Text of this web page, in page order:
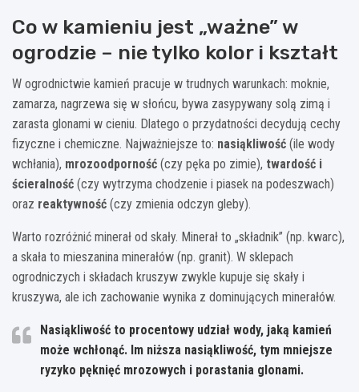
Co w kamieniu jest „ważne” w
ogrodzie – nie tylko kolor i kształt
W ogrodnictwie kamień pracuje w trudnych warunkach: moknie,
zamarza, nagrzewa się w słońcu, bywa zasypywany solą zimą i
zarasta glonami w cieniu. Dlatego o przydatności decydują cechy
fizyczne i chemiczne. Najważniejsze to: nasiąkliwość (ile wody
wchłania), mrozoodporność (czy pęka po zimie), twardość i
ścieralność (czy wytrzyma chodzenie i piasek na podeszwach)
oraz reaktywność (czy zmienia odczyn gleby).
Warto rozróżnić minerał od skały. Minerał to „składnik” (np. kwarc),
a skała to mieszanina minerałów (np. granit). W sklepach
ogrodniczych i składach kruszyw zwykle kupuje się skały i
kruszywa, ale ich zachowanie wynika z dominujących minerałów.
Nasiąkliwość to procentowy udział wody, jaką kamień
może wchłonąć. Im niższa nasiąkliwość, tym mniejsze
ryzyko pęknięć mrozowych i porastania glonami.